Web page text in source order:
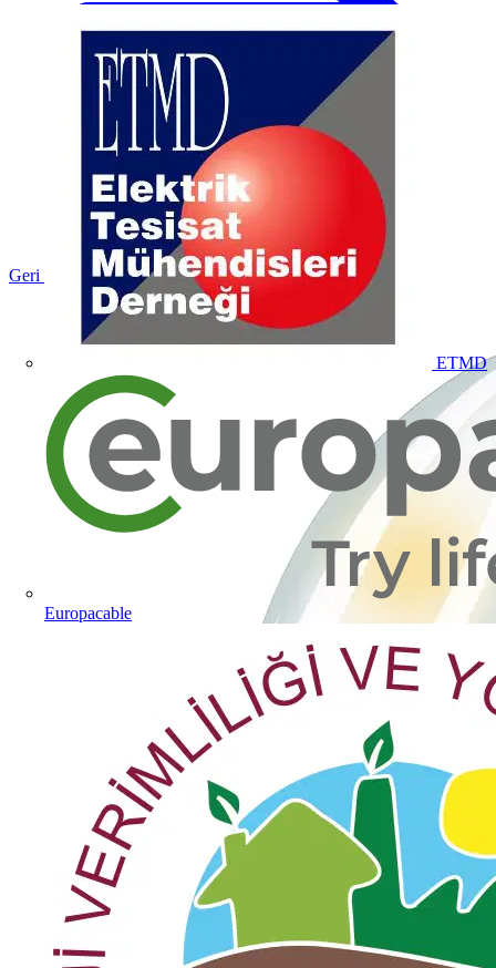
ETMD
Europacable
Geri dön Ürünler